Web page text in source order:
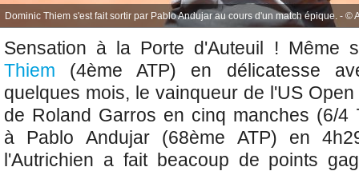
Dominic Thiem s'est fait sortir par Pablo Andujar au cours d'un match épique. - ©
Sensation à la Porte d'Auteuil ! Même
Thiem (4ème ATP) en délicatesse
quelques mois, le vainqueur de l'US
de Roland Garros en cinq manches (6/4
à Pablo Andujar (68ème ATP) en
l'Autrichien a fait beacoup de points